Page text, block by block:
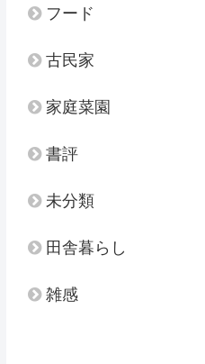
フード
古民家
家庭菜園
書評
未分類
田舎暮らし
雑感